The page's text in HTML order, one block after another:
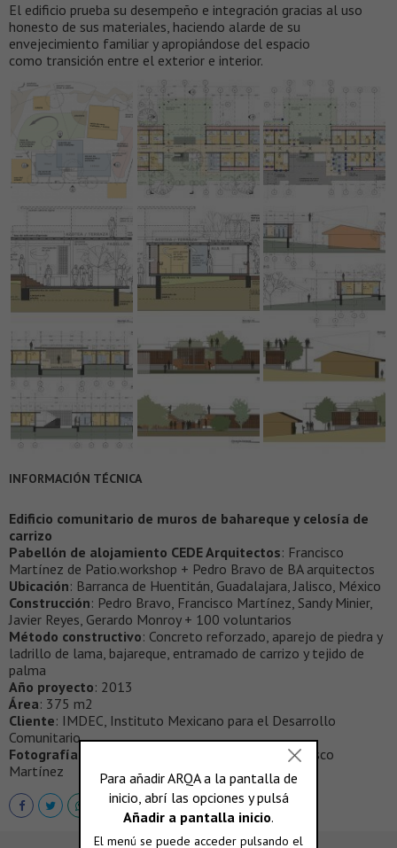
El edificio prueba su desempeño e integración gracias al uso
honesto de sus materiales, haciendo alarde de su
envejecimiento familiar y apropiándose del espacio
como transición entre el exterior e interior.
INFORMACIÓN TÉCNICA
Edificio comunitario de muros de bahareque y celosía de
carrizo
Pabellón de alojamiento CEDE Arquitectos: Francisco
Martínez de Patio.workshop + Pedro Bravo de BA arquitectos
Ubicación: Barranca de Huentitán, Guadalajara, Jalisco, México
Construcción: Pedro Bravo, Francisco Martínez, Sandy Minier,
Javier Reyes, Gerardo Monroy + 100 voluntarios
Método constructivo: Concreto reforzado, aparejo de piedra y
ladrillo de lama, bajareque, entramado de carrizo y tejido de
palma
Año proyecto: 2013
Área: 375 m2
Cliente: IMDEC, Instituto Mexicano para el Desarrollo
Comunitario
Fotografías
: Pedro Bravo, Sofía Hernández, Francisco
Martínez